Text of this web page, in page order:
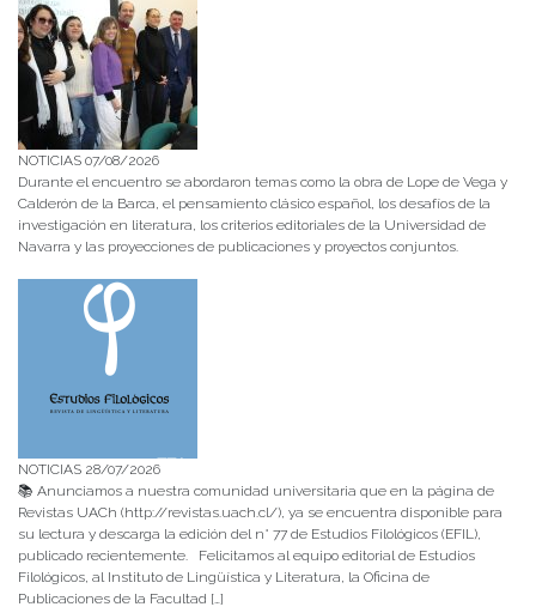
NOTICIAS 07/08/2026
Durante el encuentro se abordaron temas como la obra de Lope de Vega y
Calderón de la Barca, el pensamiento clásico español, los desafíos de la
investigación en literatura, los criterios editoriales de la Universidad de
Navarra y las proyecciones de publicaciones y proyectos conjuntos.
NOTICIAS 28/07/2026
📚 Anunciamos a nuestra comunidad universitaria que en la página de
Revistas UACh (http://revistas.uach.cl/), ya se encuentra disponible para
su lectura y descarga la edición del n° 77 de Estudios Filológicos (EFIL),
publicado recientemente. Felicitamos al equipo editorial de Estudios
Filológicos, al Instituto de Lingüística y Literatura, la Oficina de
Publicaciones de la Facultad […]